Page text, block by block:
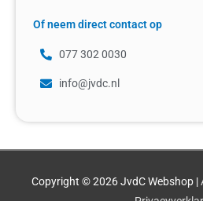
Of neem direct contact op
077 302 0030
info@jvdc.nl
Copyright © 2026JvdC Webshop |